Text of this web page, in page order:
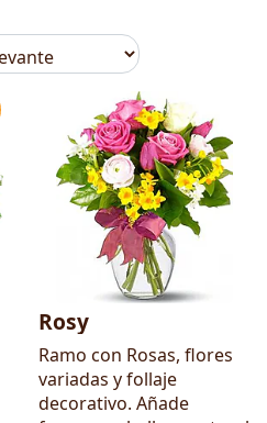
Rosy
Ramo con Rosas, flores
variadas y follaje
decorativo. Añade